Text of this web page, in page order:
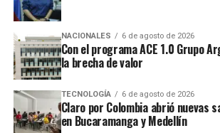
NACIONALES 6 de agosto de 2026
Con el programa ACE 1.0 Grupo
la brecha de valor
TECNOLOGÍA 6 de agosto de 2026
Claro por Colombia abrió nuevas
en Bucaramanga y Medellín